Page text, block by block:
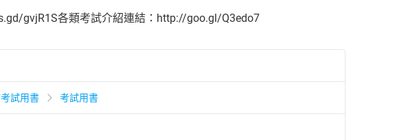
gvjR1S各類考試介紹連結：http://goo.gl/Q3edo7
試用書 考試用書